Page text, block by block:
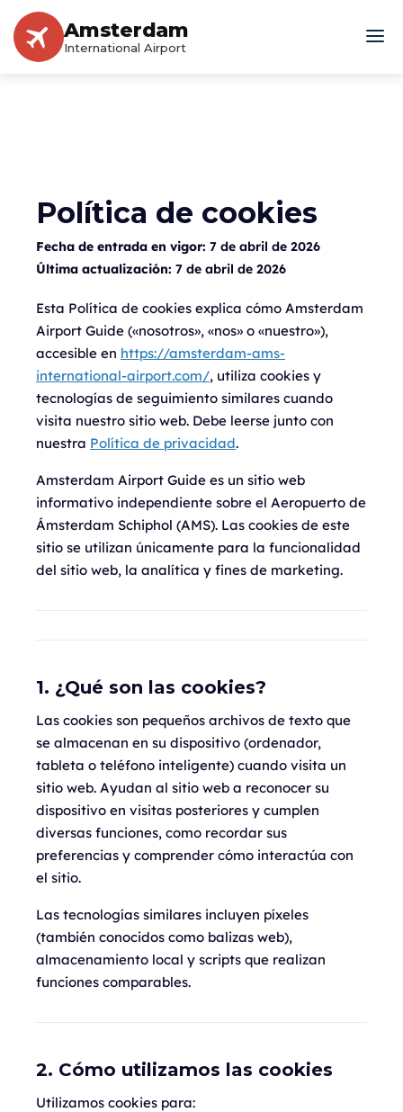
Amsterdam
International Airport
Política de cookies
Fecha de entrada en vigor: 7 de abril de 2026
Última actualización: 7 de abril de 2026
Esta Política de cookies explica cómo Amsterdam
Airport Guide («nosotros», «nos» o «nuestro»),
accesible en https://amsterdam-ams-
international-airport.com/, utiliza cookies y
tecnologías de seguimiento similares cuando
visita nuestro sitio web. Debe leerse junto con
nuestra Política de privacidad.
Amsterdam Airport Guide es un sitio web
informativo independiente sobre el Aeropuerto de
Ámsterdam Schiphol (AMS). Las cookies de este
sitio se utilizan únicamente para la funcionalidad
del sitio web, la analítica y fines de marketing.
1. ¿Qué son las cookies?
Las cookies son pequeños archivos de texto que
se almacenan en su dispositivo (ordenador,
tableta o teléfono inteligente) cuando visita un
sitio web. Ayudan al sitio web a reconocer su
dispositivo en visitas posteriores y cumplen
diversas funciones, como recordar sus
preferencias y comprender cómo interactúa con
el sitio.
Las tecnologías similares incluyen píxeles
(también conocidos como balizas web),
almacenamiento local y scripts que realizan
funciones comparables.
2. Cómo utilizamos las cookies
Utilizamos cookies para: